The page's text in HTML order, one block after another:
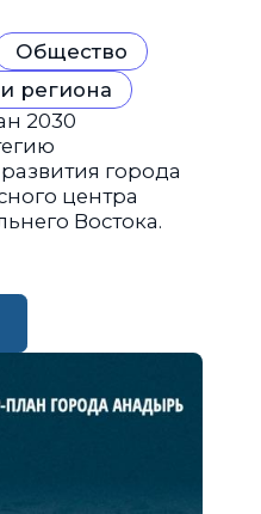
Общество
региона
2030
города
центра
Востока.